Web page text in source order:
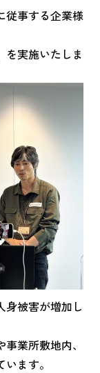
従事する企業様
を実施いたしま
身被害が増加し
業所敷地内、
ます。